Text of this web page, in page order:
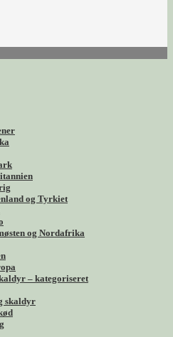
og Tyrkiet
og Nordafrika
– kategoriseret
skaldyr